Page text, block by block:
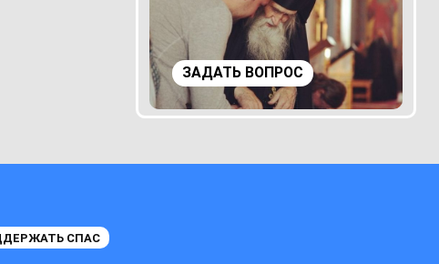
ЗАДАТЬ ВОПРОС
СПАС